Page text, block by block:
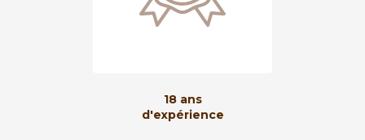
18 ans
d'expérience